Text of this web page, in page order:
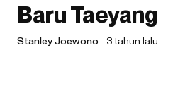
Baru Taeyang
Stanley Joewono 3 tahun lalu